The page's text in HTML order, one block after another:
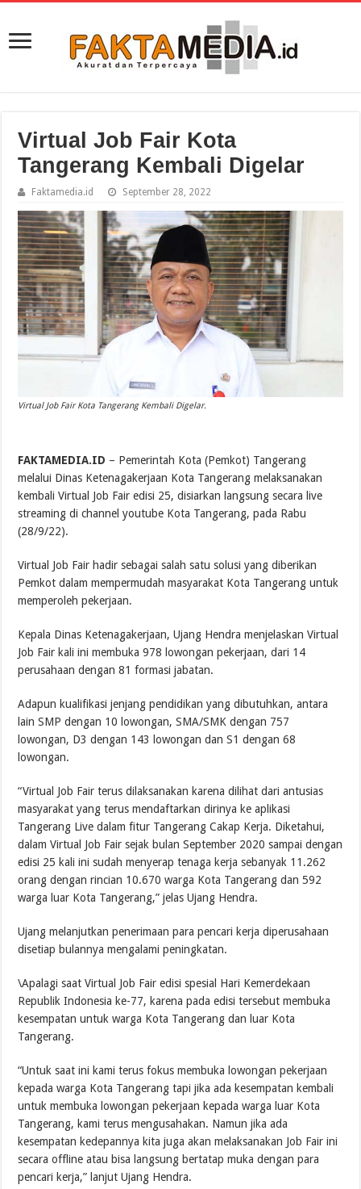
Virtual Job Fair Kota
Tangerang Kembali Digelar
Faktamedia.id September 28, 2022
Virtual Job Fair Kota Tangerang Kembali Digelar.
FAKTAMEDIA.ID – Pemerintah Kota (Pemkot) Tangerang
melalui Dinas Ketenagakerjaan Kota Tangerang melaksanakan
kembali Virtual Job Fair edisi 25, disiarkan langsung secara live
streaming di channel youtube Kota Tangerang, pada Rabu
(28/9/22).
Virtual Job Fair hadir sebagai salah satu solusi yang diberikan
Pemkot dalam mempermudah masyarakat Kota Tangerang untuk
memperoleh pekerjaan.
Kepala Dinas Ketenagakerjaan, Ujang Hendra menjelaskan Virtual
Job Fair kali ini membuka 978 lowongan pekerjaan, dari 14
perusahaan dengan 81 formasi jabatan.
Adapun kualifikasi jenjang pendidikan yang dibutuhkan, antara
lain SMP dengan 10 lowongan, SMA/SMK dengan 757
lowongan, D3 dengan 143 lowongan dan S1 dengan 68
lowongan.
“Virtual Job Fair terus dilaksanakan karena dilihat dari antusias
masyarakat yang terus mendaftarkan dirinya ke aplikasi
Tangerang Live dalam fitur Tangerang Cakap Kerja. Diketahui,
dalam Virtual Job Fair sejak bulan September 2020 sampai dengan
edisi 25 kali ini sudah menyerap tenaga kerja sebanyak 11.262
orang dengan rincian 10.670 warga Kota Tangerang dan 592
warga luar Kota Tangerang,” jelas Ujang Hendra.
Ujang melanjutkan penerimaan para pencari kerja diperusahaan
disetiap bulannya mengalami peningkatan.
\Apalagi saat Virtual Job Fair edisi spesial Hari Kemerdekaan
Republik Indonesia ke-77, karena pada edisi tersebut membuka
kesempatan untuk warga Kota Tangerang dan luar Kota
Tangerang.
“Untuk saat ini kami terus fokus membuka lowongan pekerjaan
kepada warga Kota Tangerang tapi jika ada kesempatan kembali
untuk membuka lowongan pekerjaan kepada warga luar Kota
Tangerang, kami terus mengusahakan. Namun jika ada
kesempatan kedepannya kita juga akan melaksanakan Job Fair ini
secara offline atau bisa langsung bertatap muka dengan para
pencari kerja,” lanjut Ujang Hendra.